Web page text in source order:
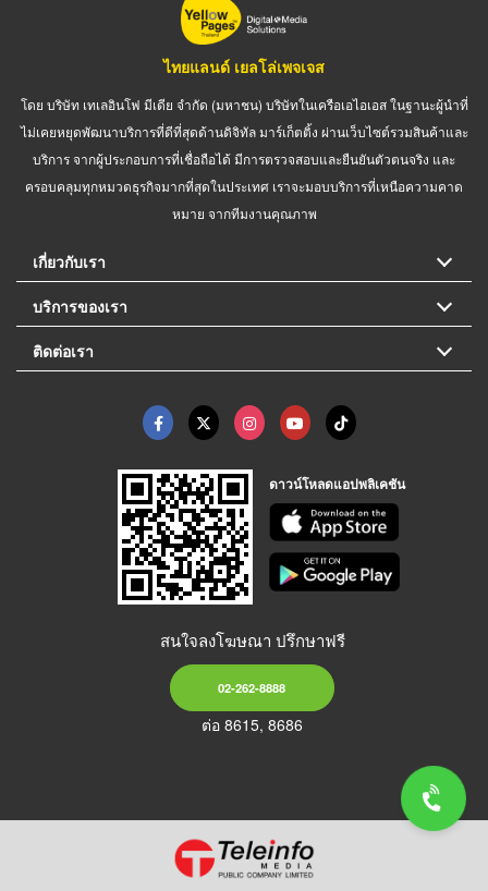
ไทยแลนด์ เยลโล่เพจเจส
โดย บริษัท เทเลอินโฟ มีเดีย จำกัด (มหาชน) บริษัทในเครือเอไอเอส ในฐานะผู้นำที่
ไม่เคยหยุดพัฒนาบริการที่ดีที่สุดด้านดิจิทัล มาร์เก็ตติ้ง ผ่านเว็บไซต์รวมสินค้าและ
บริการ จากผู้ประกอบการที่เชื่อถือได้ มีการตรวจสอบและยืนยันตัวตนจริง และ
ครอบคลุมทุกหมวดธุรกิจมากที่สุดในประเทศ เราจะมอบบริการที่เหนือความคาด
หมาย จากทีมงานคุณภาพ
เกี่ยวกับเรา
บริการของเรา
ติดต่อเรา
ดาวน์โหลดแอปพลิเคชัน
สนใจลงโฆษณา ปรึกษาฟรี
02-262-8888
ต่อ 8615, 8686